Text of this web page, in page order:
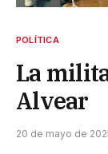
POLÍTICA
La
Alvear
20 de mayo de